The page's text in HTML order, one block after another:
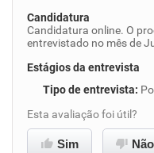
Candidatura
Candidatura online. O
entrevistado no mês de
Estágios da entrevista
Tipo de entrevista:
Esta avaliação foi útil?
Sim Não